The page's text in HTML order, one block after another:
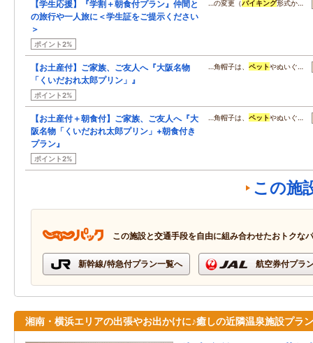
【学生応援】『学割＋朝食付プラン』仲間と
の旅行や一人旅に＜学生証をご提示ください
＞
ポイント2%
…の変更（バイキング形式か…
【お土産付】ご家族、ご友人へ『大阪名物
「くいだおれ太郎プリン」』
ポイント2%
…角帽子は、 ペットやぬいぐ…
【お土産付＋朝食付】ご家族、ご友人へ『大
阪名物「くいだおれ太郎プリン」+朝食付き
プラン』
ポイント2%
…角帽子は、 ペットやぬいぐ…
この施
この施設と交通手段を自由に組み合わせたおトクな
新幹線/特急付プラン一覧へ 航空券付プラ
湘南・横浜エリアの出張やお出かけに♪癒しの近隣温泉施設プラ